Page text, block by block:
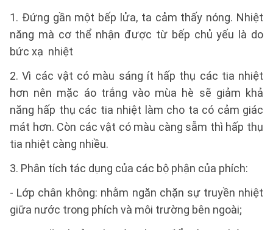
1. Đứng gần một bếp lửa, ta cảm thấy nóng. Nhiệt
năng mà cơ thể nhận được từ bếp chủ yếu là do
bức xạ nhiệt
2. Vì các vật có màu sáng ít hấp thụ các tia nhiệt
hơn nên mặc áo trắng vào mùa hè sẽ giảm khả
năng hấp thụ các tia nhiệt làm cho ta có cảm giác
mát hơn. Còn các vật có màu càng sẫm thì hấp thụ
tia nhiệt càng nhiều.
3. Phân tích tác dụng của các bộ phận của phích:
- Lớp chân không: nhằm ngăn chặn sự truyền nhiệt
giữa nước trong phích và môi trường bên ngoài;